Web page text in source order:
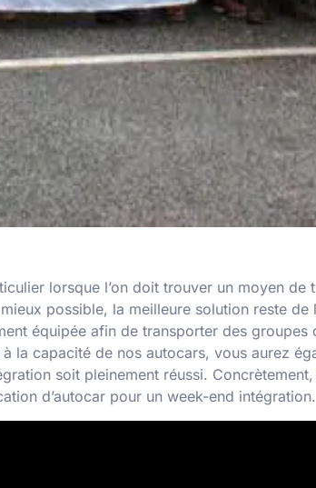
lorsque l’on doit trouver un moyen de
possible, la meilleure solution reste de
équipée afin de transporter des groupes
la capacité de nos autocars, vous aurez
soit pleinement réussi.
d’autocar pour un week-end intégration.